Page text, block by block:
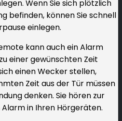
Wenn Sie sich plötzlich
befinden, können Sie schnell
einlegen.
kann auch ein Alarm
einer gewünschten Zeit
einen Wecker stellen,
Zeit aus der Tür müssen
denken. Sie hören zur
in Ihren Hörgeräten.